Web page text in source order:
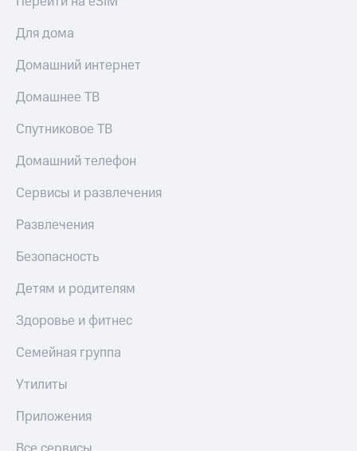
Для дома
Домашний интернет
Домашнее ТВ
Спутниковое ТВ
Домашний телефон
Сервисы и развлечения
Развлечения
Безопасность
Детям и родителям
Здоровье и фитнес
Семейная группа
Утилиты
Приложения